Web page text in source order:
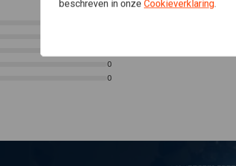
0
0
beschreven in onze Cookieverklaring.